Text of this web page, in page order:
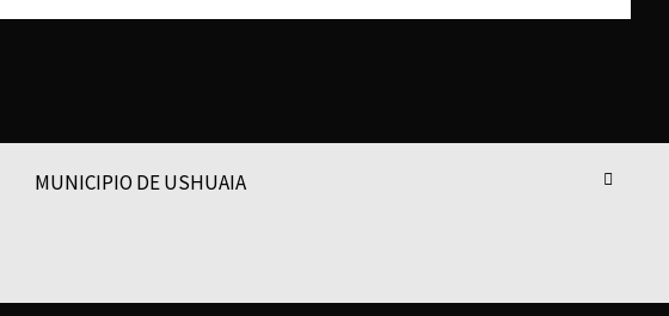
MUNICIPIO DE USHUAIA